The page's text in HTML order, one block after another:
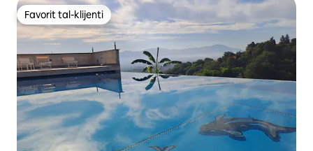
Favorit tal-klijenti
Favorit tal-klijenti